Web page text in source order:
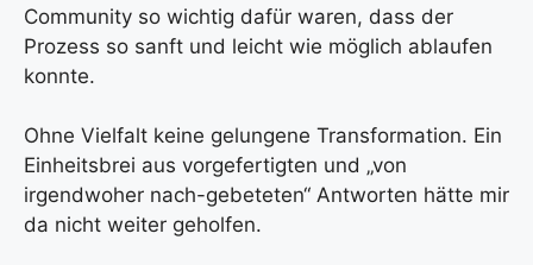
Community so wichtig dafür waren, dass der
Prozess so sanft und leicht wie möglich ablaufen
konnte.
Ohne Vielfalt keine gelungene Transformation. Ein
Einheitsbrei aus vorgefertigten und „von
irgendwoher nach-gebeteten“ Antworten hätte mir
da nicht weiter geholfen.